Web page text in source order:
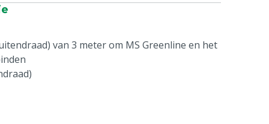
van 3 meter om MS Greenline en het